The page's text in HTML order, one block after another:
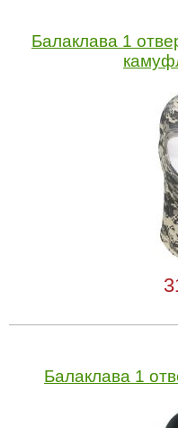
Балаклава 1
Балаклава 1